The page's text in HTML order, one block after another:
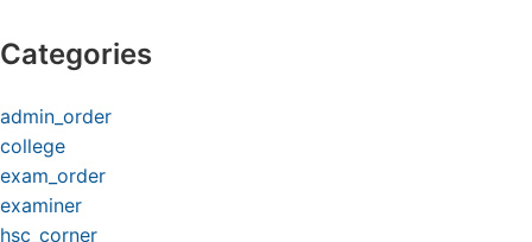
Categories
admin_order
college
exam_order
examiner
hsc_corner